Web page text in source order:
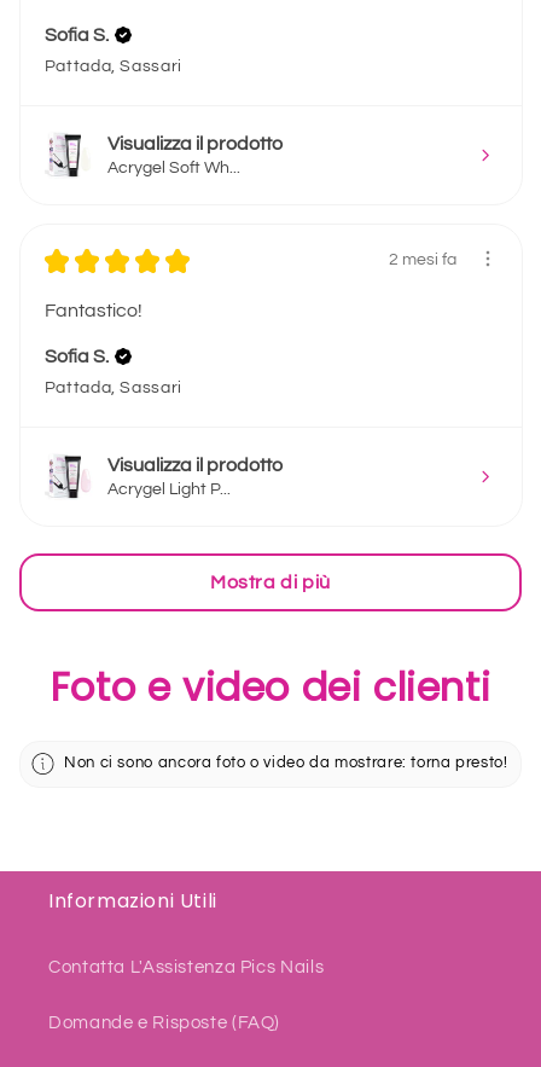
Sofia S.
Pattada, Sassari
Visualizza il prodotto
Acrygel Soft Wh...
★ ★ ★ ★ ★ 2 mesi fa
Fantastico!
Sofia S.
Pattada, Sassari
Visualizza il prodotto
Acrygel Light P...
Mostra di più
Foto e video dei clienti
Non ci sono ancora foto o video da mostrare: torna presto!
Informazioni Utili
Contatta L'Assistenza Pics Nails
Domande e Risposte (FAQ)